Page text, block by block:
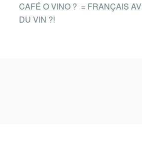
CAFÉ O VINO ? = FRANÇAIS
DU VIN ?!